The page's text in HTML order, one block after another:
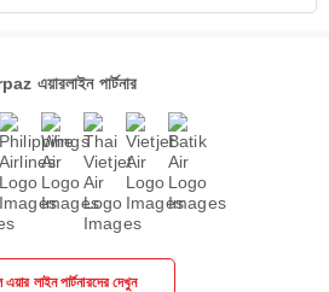
এয়ারলাইন পার্টনার
লাইন পার্টনারদের দেখুন